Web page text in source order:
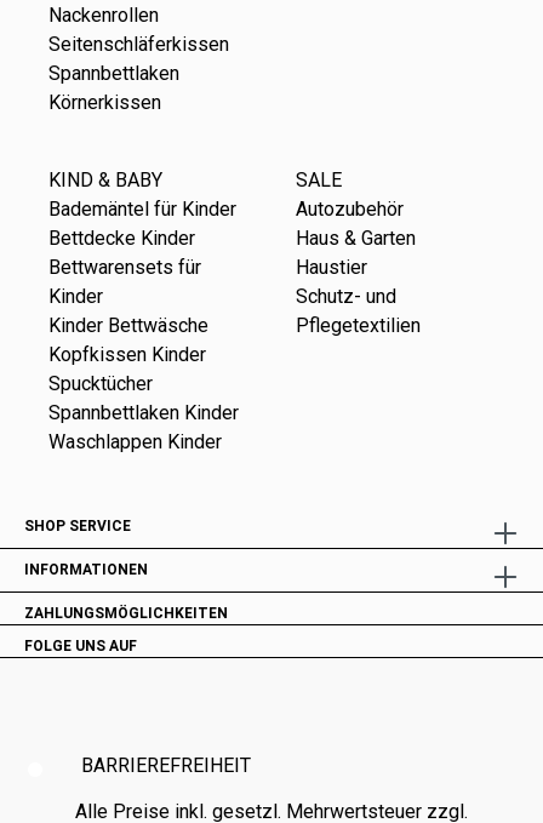
Nackenrollen
Seitenschläferkissen
Spannbettlaken
Körnerkissen
KIND & BABY
Bademäntel für Kinder
Bettdecke Kinder
Bettwarensets für
Kinder
Kinder Bettwäsche
Kopfkissen Kinder
Spucktücher
Spannbettlaken Kinder
Waschlappen Kinder
SALE
Autozubehör
Haus & Garten
Haustier
Schutz- und
Pflegetextilien
SHOP SERVICE
INFORMATIONEN
ZAHLUNGSMÖGLICHKEITEN
FOLGE UNS AUF
BARRIEREFREIHEIT
Alle Preise inkl. gesetzl. Mehrwertsteuer zzgl.